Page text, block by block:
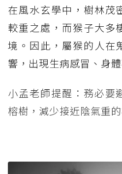
在風水玄學中，樹林茂
較重之處，而猴子大多
境。因此，屬猴的人在
響，出現生病感冒、身
小孟老師提醒：務必要
榕樹，減少接近陰氣重